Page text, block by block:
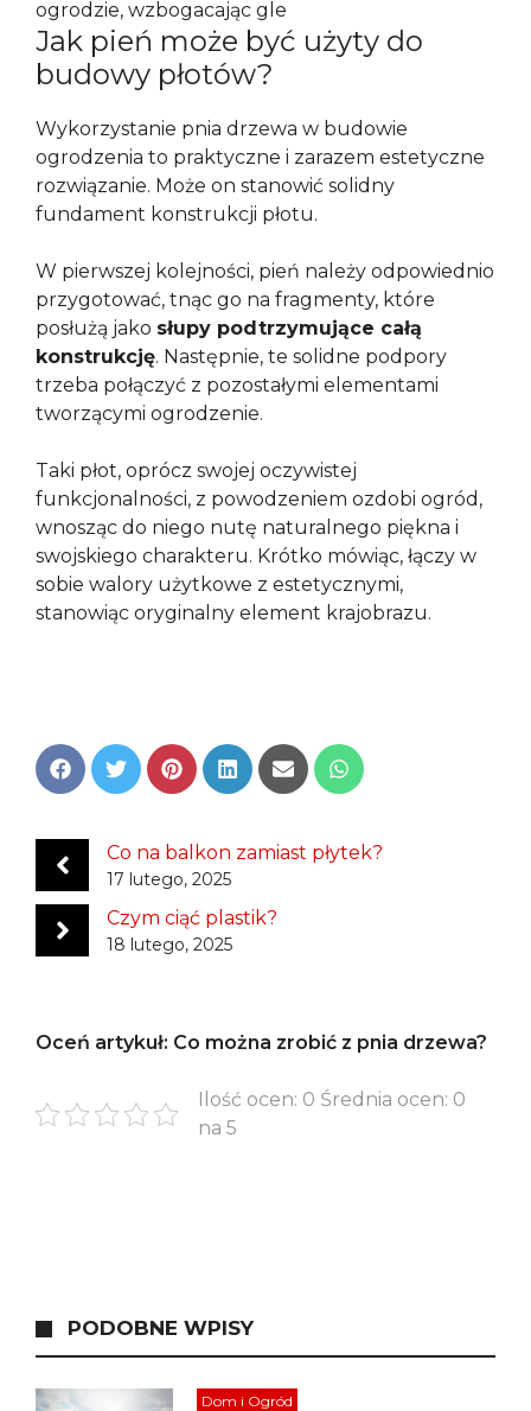
ogrodzie, wzbogacając gle
Jak pień może być użyty do
budowy płotów?
Wykorzystanie pnia drzewa w budowie
ogrodzenia to praktyczne i zarazem estetyczne
rozwiązanie. Może on stanowić solidny
fundament konstrukcji płotu.
W pierwszej kolejności, pień należy odpowiednio
przygotować, tnąc go na fragmenty, które
posłużą jako słupy podtrzymujące całą
konstrukcję. Następnie, te solidne podpory
trzeba połączyć z pozostałymi elementami
tworzącymi ogrodzenie.
Taki płot, oprócz swojej oczywistej
funkcjonalności, z powodzeniem ozdobi ogród,
wnosząc do niego nutę naturalnego piękna i
swojskiego charakteru. Krótko mówiąc, łączy w
sobie walory użytkowe z estetycznymi,
stanowiąc oryginalny element krajobrazu.
Share
on
Share
on
Share
on
Share
on
Share
on
Share
on
Co na balkon zamiast płytek?
17 lutego, 2025
Czym ciąć plastik?
18 lutego, 2025
Oceń artykuł: Co można zrobić z pnia drzewa?
Ilość ocen: 0 Średnia ocen: 0
na 5
PODOBNE WPISY
Dom i Ogród